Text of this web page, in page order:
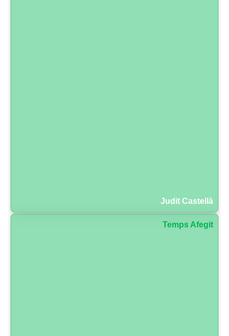
Judit Castellà
Temps Afegit